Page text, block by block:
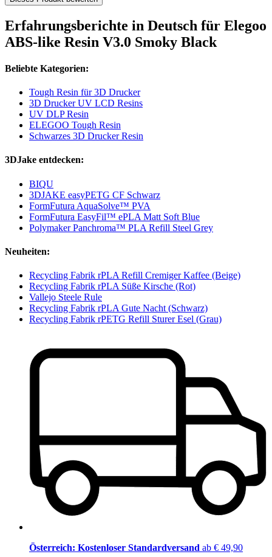
Erfahrungsberichte in Deutsch für Elegoo
ABS-like Resin V3.0 Smoky Black
Beliebte Kategorien:
Tough Resin für 3D Drucker
3D Drucker UV LCD Resins
UV DLP Resin
ELEGOO Tough Resin
Schwarzes 3D Drucker Resin
3DJake entdecken:
BIQU
3DJAKE easyPETG CF Schwarz
FormFutura AquaSolve™ PVA
FormFutura EasyFil™ ePLA Matt Soft Blue
Polymaker Panchroma™ PLA Refill Steel Grey
Neuheiten:
Recycling Fabrik rPLA Refill Cremiger Kaffee (Beige)
Recycling Fabrik rPLA Süße Kirsche (Rot)
Vallejo Steele Rule
Recycling Fabrik rPLA Gute Nacht (Schwarz)
Recycling Fabrik rPETG Refill Sturer Esel (Grau)
Österreich: Kostenloser Standardversand ab € 49,90